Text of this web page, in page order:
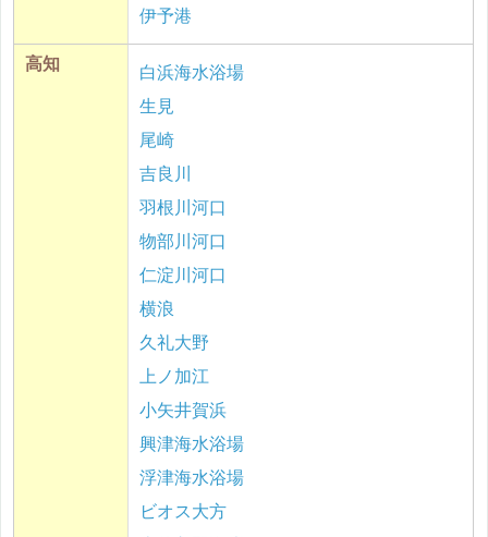
伊予港
高知
白浜海水浴場
生見
尾崎
吉良川
羽根川河口
物部川河口
仁淀川河口
横浪
久礼大野
上ノ加江
小矢井賀浜
興津海水浴場
浮津海水浴場
ビオス大方